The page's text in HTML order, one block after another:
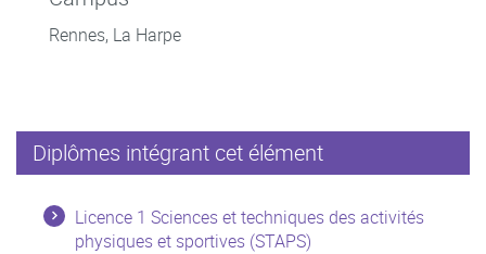
Rennes, La Harpe
Diplômes intégrant cet élément
Licence 1 Sciences et techniques des activités
physiques et sportives (STAPS)